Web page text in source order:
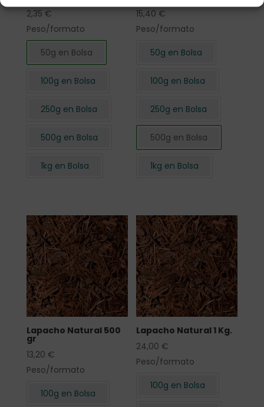
2,35 €
Peso/formato
50g en Bolsa
100g en Bolsa
250g en Bolsa
500g en Bolsa
1kg en Bolsa
15,40 €
Peso/formato
50g en Bolsa
100g en Bolsa
250g en Bolsa
500g en Bolsa
1kg en Bolsa
Lapacho Natural 500
gr
13,20 €
Peso/formato
100g en Bolsa
Lapacho Natural 1 Kg.
24,00 €
Peso/formato
100g en Bolsa